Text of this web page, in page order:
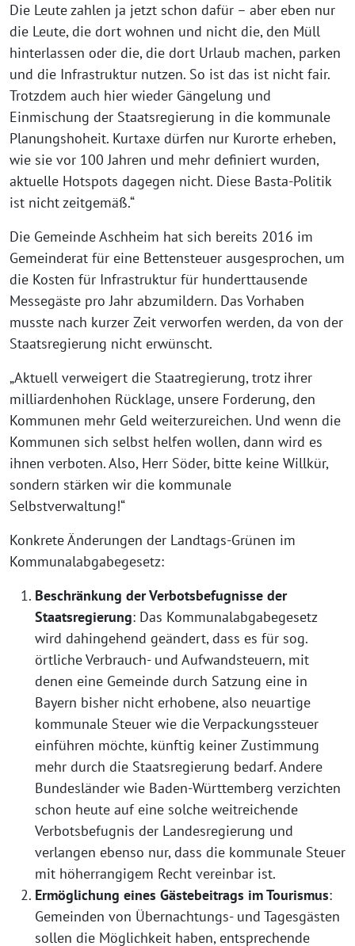
Die Leute zahlen ja jetzt schon dafür – aber eben nur
die Leute, die dort wohnen und nicht die, den Müll
hinterlassen oder die, die dort Urlaub machen, parken
und die Infrastruktur nutzen. So ist das ist nicht fair.
Trotzdem auch hier wieder Gängelung und
Einmischung der Staatsregierung in die kommunale
Planungshoheit. Kurtaxe dürfen nur Kurorte erheben,
wie sie vor 100 Jahren und mehr definiert wurden,
aktuelle Hotspots dagegen nicht. Diese Basta-Politik
ist nicht zeitgemäß.“
Die Gemeinde Aschheim hat sich bereits 2016 im
Gemeinderat für eine Bettensteuer ausgesprochen, um
die Kosten für Infrastruktur für hunderttausende
Messegäste pro Jahr abzumildern. Das Vorhaben
musste nach kurzer Zeit verworfen werden, da von der
Staatsregierung nicht erwünscht.
„Aktuell verweigert die Staatregierung, trotz ihrer
milliardenhohen Rücklage, unsere Forderung, den
Kommunen mehr Geld weiterzureichen. Und wenn die
Kommunen sich selbst helfen wollen, dann wird es
ihnen verboten. Also, Herr Söder, bitte keine Willkür,
sondern stärken wir die kommunale
Selbstverwaltung!“
Konkrete Änderungen der Landtags-Grünen im
Kommunalabgabegesetz:
Beschränkung der Verbotsbefugnisse der
Staatsregierung: Das Kommunalabgabegesetz
wird dahingehend geändert, dass es für sog.
örtliche Verbrauch- und Aufwandsteuern, mit
denen eine Gemeinde durch Satzung eine in
Bayern bisher nicht erhobene, also neuartige
kommunale Steuer wie die Verpackungssteuer
einführen möchte, künftig keiner Zustimmung
mehr durch die Staatsregierung bedarf. Andere
Bundesländer wie Baden-Württemberg verzichten
schon heute auf eine solche weitreichende
Verbotsbefugnis der Landesregierung und
verlangen ebenso nur, dass die kommunale Steuer
mit höherrangigem Recht vereinbar ist.
Ermöglichung eines Gästebeitrags im Tourismus:
Gemeinden von Übernachtungs- und Tagesgästen
sollen die Möglichkeit haben, entsprechende